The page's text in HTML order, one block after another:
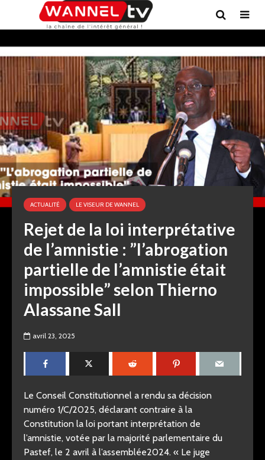
ACTUALITÉ LE VISEUR DE WANNEL
Rejet de la loi interprétative
de l’amnistie : ”l’abrogation
partielle de l’amnistie était
impossible” selon Thierno
Alassane Sall
avril 23, 2025
Le Conseil Constitutionnel a rendu sa décision
numéro 1/C/2025, déclarant contraire à la
Constitution la loi portant interprétation de
l’amnistie, votée par la majorité parlementaire du
Pastef, le 2 avril à l’assemblée2024. « Le juge